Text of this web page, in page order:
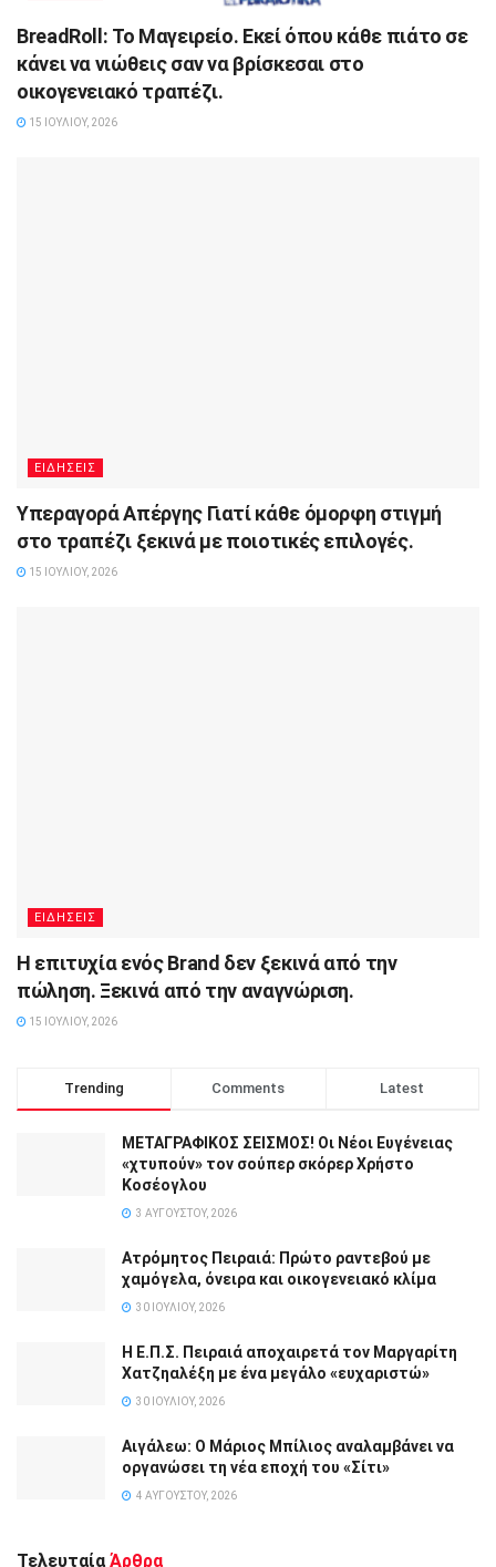
BreadRoll: Το Μαγειρείο. Εκεί όπου κάθε πιάτο σε
κάνει να νιώθεις σαν να βρίσκεσαι στο
οικογενειακό τραπέζι.
15 ΙΟΥΛΊΟΥ, 2026
ΕΙΔΗΣΕΙΣ
Υπεραγορά Απέργης Γιατί κάθε όμορφη στιγμή
στο τραπέζι ξεκινά με ποιοτικές επιλογές.
15 ΙΟΥΛΊΟΥ, 2026
ΕΙΔΗΣΕΙΣ
Η επιτυχία ενός Brand δεν ξεκινά από την
πώληση. Ξεκινά από την αναγνώριση.
15 ΙΟΥΛΊΟΥ, 2026
Trending Comments Latest
ΜΕΤΑΓΡΑΦΙΚΟΣ ΣΕΙΣΜΟΣ! Οι Νέοι Ευγένειας
«χτυπούν» τον σούπερ σκόρερ Χρήστο
Κοσέογλου
3 ΑΥΓΟΎΣΤΟΥ, 2026
Ατρόμητος Πειραιά: Πρώτο ραντεβού με
χαμόγελα, όνειρα και οικογενειακό κλίμα
30 ΙΟΥΛΊΟΥ, 2026
Η Ε.Π.Σ. Πειραιά αποχαιρετά τον Μαργαρίτη
Χατζηαλέξη με ένα μεγάλο «ευχαριστώ»
30 ΙΟΥΛΊΟΥ, 2026
Αιγάλεω: Ο Μάριος Μπίλιος αναλαμβάνει να
οργανώσει τη νέα εποχή του «Σίτι»
4 ΑΥΓΟΎΣΤΟΥ, 2026
Τελευταία Άρθρα